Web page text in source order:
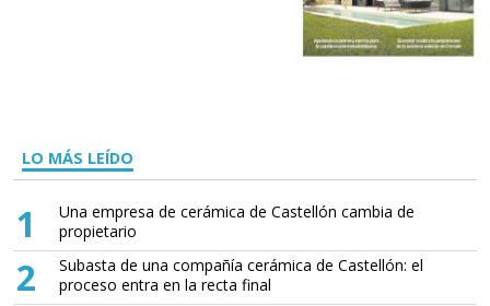
LO MÁS LEÍDO
1
Una empresa de cerámica de Castellón cambia de
propietario
2
Subasta de una compañía cerámica de Castellón: el
proceso entra en la recta final